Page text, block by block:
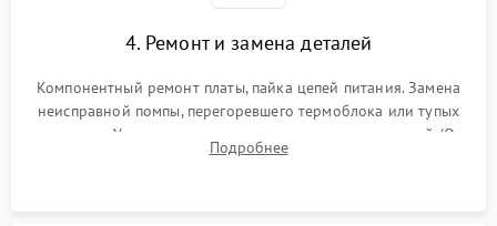
4. Ремонт и замена деталей
Компонентный ремонт платы, пайка цепей питания. Замена
неисправной помпы, перегоревшего термоблока или тупых
жерновов. Установка новых силиконовых уплотнителей (O-
ring) и тефлоновых трубок для надежного устранения
Подробнее